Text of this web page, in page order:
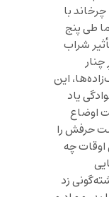
با
طی پنج
شراب
این
یاد
اوضاع
حرفش را
اوقات ‌چه
زد